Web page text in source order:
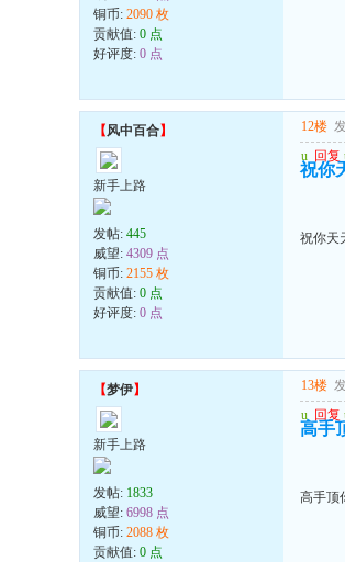
铜币: 2090 枚
贡献值: 0 点
好评度: 0 点
【风中百合】
新手上路
发帖: 445
威望: 4309 点
铜币: 2155 枚
贡献值: 0 点
好评度: 0 点
12楼
u 回复
祝你
祝你天
【梦伊】
新手上路
发帖: 1833
威望: 6998 点
铜币: 2088 枚
贡献值: 0 点
13楼
u 回复
高手
高手顶